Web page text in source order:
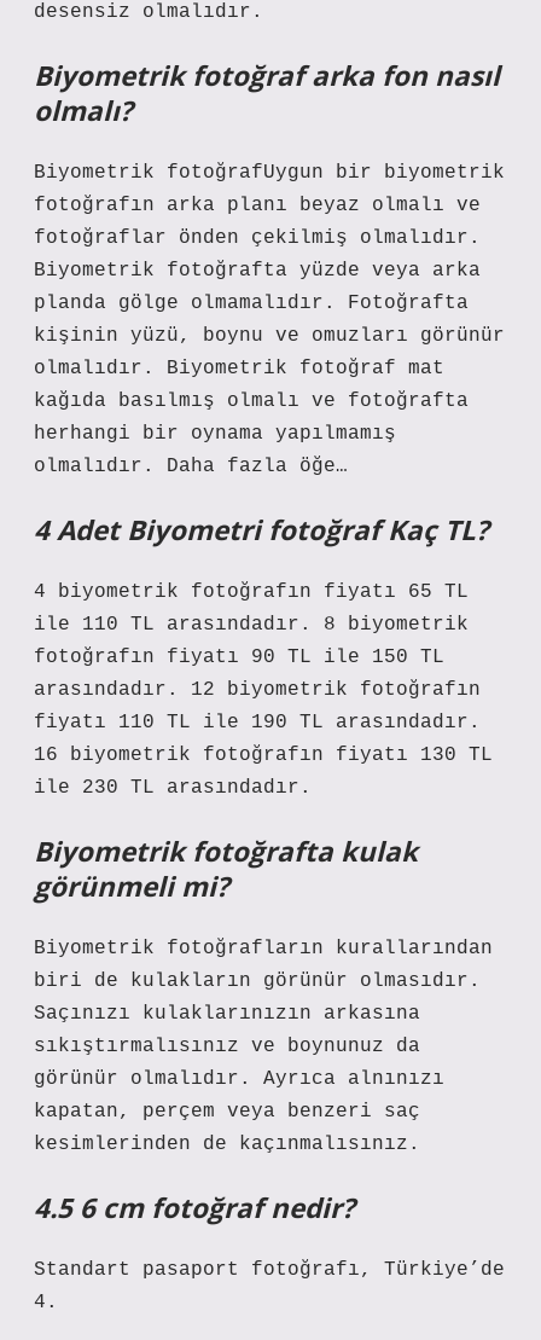
desensiz olmalıdır.
Biyometrik fotoğraf arka fon nasıl
olmalı?
Biyometrik fotoğrafUygun bir biyometrik
fotoğrafın arka planı beyaz olmalı ve
fotoğraflar önden çekilmiş olmalıdır.
Biyometrik fotoğrafta yüzde veya arka
planda gölge olmamalıdır. Fotoğrafta
kişinin yüzü, boynu ve omuzları görünür
olmalıdır. Biyometrik fotoğraf mat
kağıda basılmış olmalı ve fotoğrafta
herhangi bir oynama yapılmamış
olmalıdır. Daha fazla öğe…
4 Adet Biyometri fotoğraf Kaç TL?
4 biyometrik fotoğrafın fiyatı 65 TL
ile 110 TL arasındadır. 8 biyometrik
fotoğrafın fiyatı 90 TL ile 150 TL
arasındadır. 12 biyometrik fotoğrafın
fiyatı 110 TL ile 190 TL arasındadır.
16 biyometrik fotoğrafın fiyatı 130 TL
ile 230 TL arasındadır.
Biyometrik fotoğrafta kulak
görünmeli mi?
Biyometrik fotoğrafların kurallarından
biri de kulakların görünür olmasıdır.
Saçınızı kulaklarınızın arkasına
sıkıştırmalısınız ve boynunuz da
görünür olmalıdır. Ayrıca alnınızı
kapatan, perçem veya benzeri saç
kesimlerinden de kaçınmalısınız.
4.5 6 cm fotoğraf nedir?
Standart pasaport fotoğrafı, Türkiye’de
4.